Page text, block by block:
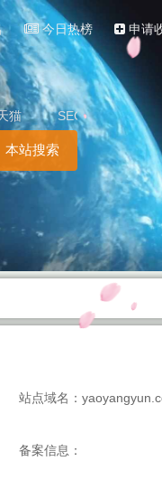
今日热榜 申请
猫 SEO
本站搜索
站点域名：
备案信息：